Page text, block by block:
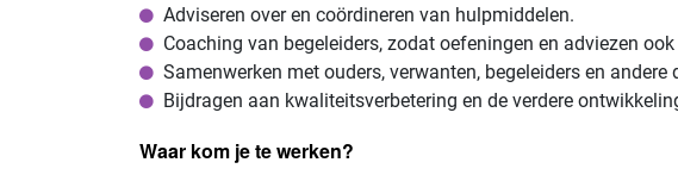
Adviseren over en coördineren van hulpmiddelen.
Coaching van begeleiders, zodat oefeningen en adviezen
Samenwerken met ouders, verwanten, begeleiders en andere
Bijdragen aan kwaliteitsverbetering en de verdere
Waar kom je te werken?